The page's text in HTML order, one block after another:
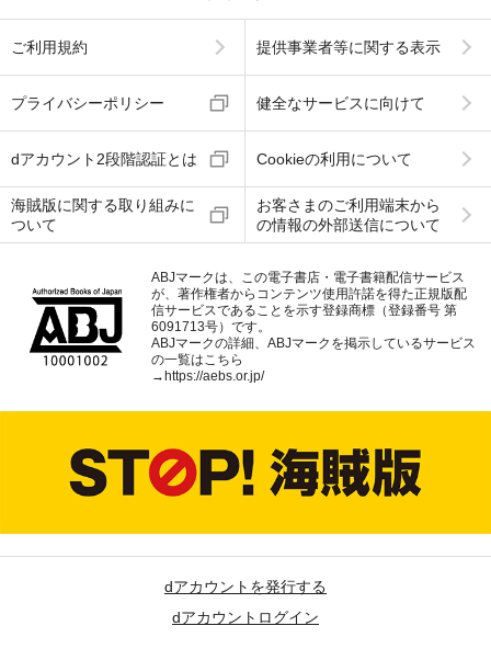
ご利用規約 提供事業者等に関する表示
プライバシーポリシー 健全なサービスに向けて
dアカウント2段階認証とは Cookieの利用について
海賊版に関する取り組みに
ついて
お客さまのご利用端末から
の情報の外部送信について
ABJマークは、この電子書店・電子書籍配信サービス
が、著作権者からコンテンツ使用許諾を得た正規版配
信サービスであることを示す登録商標（登録番号 第
6091713号）です。
ABJマークの詳細、ABJマークを掲示しているサービス
の一覧はこちら
→ https://aebs.or.jp/
dアカウントを発行する
dアカウントログイン